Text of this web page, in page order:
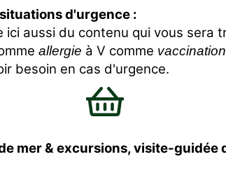
d'urgence :
ici aussi du contenu qui vous sera
allergie à V comme vaccination
besoin en cas d'urgence.
mer & excursions, visite-guidée